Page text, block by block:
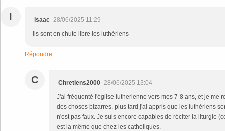
I isaac 28/06/2025 11:29
ils sont en chute libre les luthériens
Répondre
C Chretiens2000 28/06/2025 13:04
J'ai fréquenté l'église lutherienne vers mes 7-8 ans, et je me
des choses bizarres, plus tard j'ai appris que les luthériens
n'est pas faux. Je suis encore capables de réciter la liturgie
est la même que chez les catholiques.